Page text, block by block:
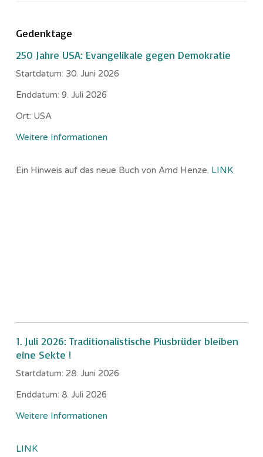
Gedenktage
250 Jahre USA: Evangelikale gegen Demokratie
Startdatum: 30. Juni 2026
Enddatum: 9. Juli 2026
Ort: USA
Weitere Informationen
Ein Hinweis auf das neue Buch von Arnd Henze. LINK
1. Juli 2026: Traditionalistische Piusbrüder bleiben
eine Sekte !
Startdatum: 28. Juni 2026
Enddatum: 8. Juli 2026
Weitere Informationen
LINK